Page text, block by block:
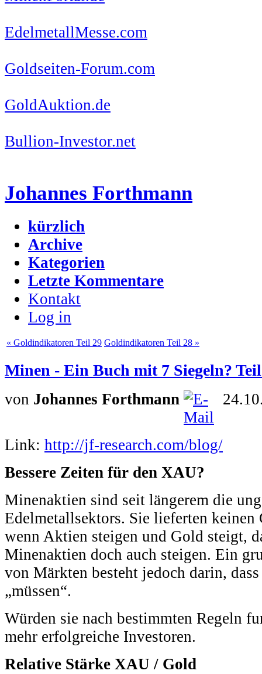
EdelmetallMesse.com
Goldseiten-Forum.com
GoldAuktion.de
Bullion-Investor.net
Johannes Forthmann
kürzlich
Archive
Kategorien
Letzte Kommentare
Kontakt
Log in
« Goldindikatoren Teil 29 Goldindikatoren Teil 28 »
Minen - Ein Buch mit 7 Siegeln?
von Johannes Forthmann
Link: http://jf-research.com/blog/
Bessere Zeiten für den XAU?
Minenaktien sind seit längerem die
Edelmetallsektors. Sie lieferten
wenn Aktien steigen und Gold steigt,
Minenaktien doch auch steigen. Ein
von Märkten besteht jedoch darin,
„müssen“.
Würden sie nach bestimmten Regeln
mehr erfolgreiche Investoren.
Relative Stärke XAU / Gold